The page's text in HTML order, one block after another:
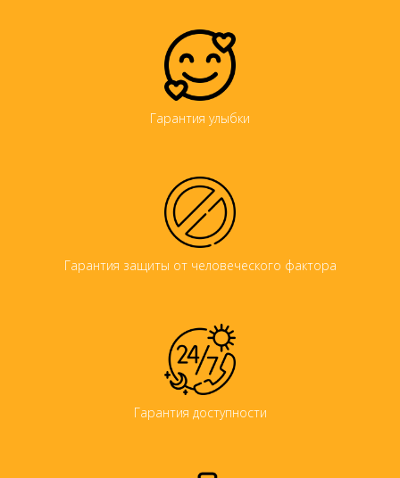
Гарантия улыбки
Гарантия защиты от человеческого фактора
Гарантия доступности